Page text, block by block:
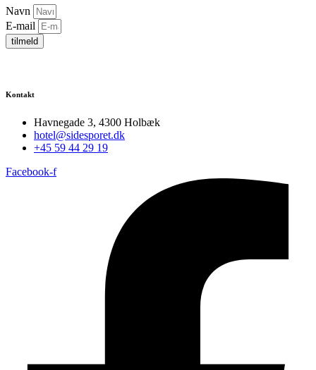
Navn
E-mail
tilmeld
Kontakt
Havnegade 3, 4300 Holbæk
hotel@sidesporet.dk
+45 59 44 29 19
Facebook-f